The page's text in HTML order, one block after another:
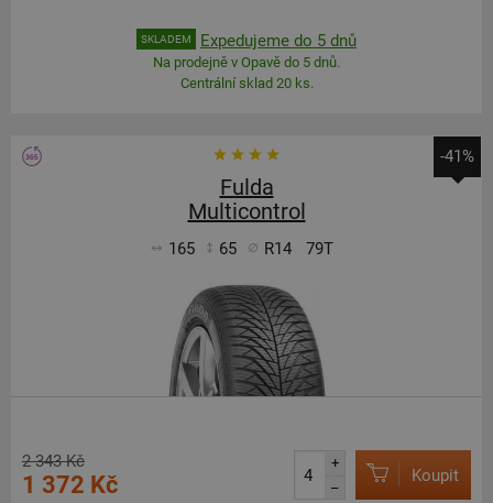
SKLADEM Expedujeme do 5 dnů
Na prodejně v Opavě do 5 dnů.
Centrální sklad 20 ks.
-41%
Fulda
Multicontrol
165 65 R14 79T
2 343 Kč
1 372 Kč
+
–
Koupit